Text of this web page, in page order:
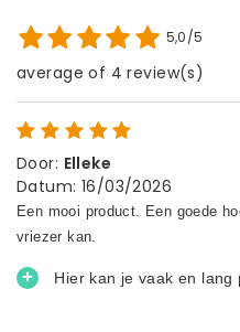
5,0/5
average of 4 review(s)
Door: Elleke
Datum: 16/03/2026